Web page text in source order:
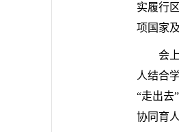
实履行
项国家
会
人结合
“走出去
协同育